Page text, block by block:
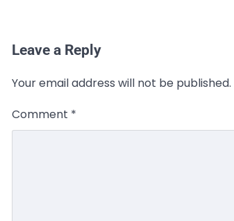
Leave a Reply
Your email address will not be published.
Comment *